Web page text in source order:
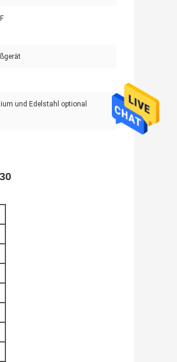
und Edelstahl optional